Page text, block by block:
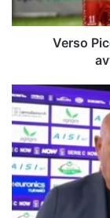
dei
C
Verso
Avellino
senti
Lucchesi:
"Enrici
vuole
andare
via,
ma